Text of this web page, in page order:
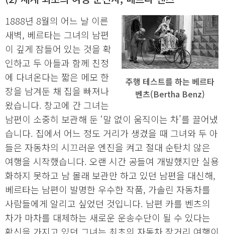
주행 테스트를 하는 베르타
벤츠(Bertha Benz)
1888년 8월의 어느 날 이른
새벽, 베르타는 그녀의 남편
이 깊게 잠들어 있는 것을 확
인하고 두 아들과 함께 친정
에 다녀온다는 짧은 메모 한
장을 남겨둔 채 집을 빠져나
왔습니다. 창고에 간 그녀는
남편이 소중히 보관해 둔 ‘말 없이 움직이는 차’를 끌어냈
습니다. 집에서 어느 정도 거리가 생겼을 때 그녀와 두 아
들은 자동차의 시끄러운 엔진을 켜고 절대 순탄치 않은
여행을 시작했습니다. 오랜 시간 공들여 개발했지만 실용
화하지 못하고 남 몰래 보관만 하고 있던 남편을 대신해,
베르타는 남편이 발명한 우수한 작품, 가솔린 자동차를
사람들에게 알리고 싶었던 것입니다. 남편 카를 벤츠의
차가 마차를 대체하는 새로운 운송수단이 될 수 있다는